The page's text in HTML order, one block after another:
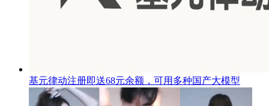
基元律动注册即送68元余额，可用多种国产大模型